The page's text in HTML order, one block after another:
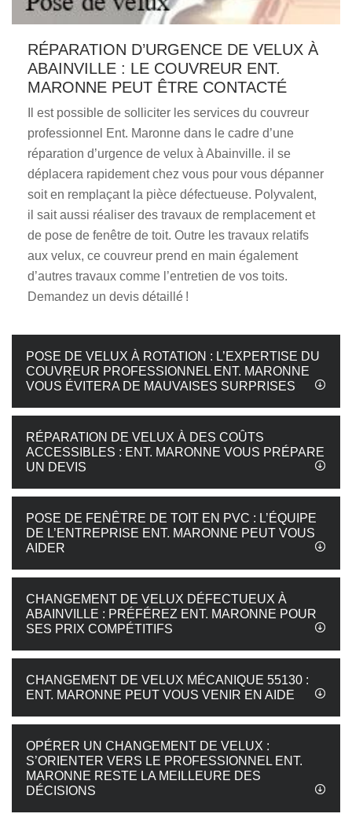
RÉPARATION D’URGENCE DE VELUX À
ABAINVILLE : LE COUVREUR ENT.
MARONNE PEUT ÊTRE CONTACTÉ
Il est possible de solliciter les services du couvreur
professionnel Ent. Maronne dans le cadre d’une
réparation d’urgence de velux à Abainville. il se
déplacera rapidement chez vous pour vous dépanner
soit en remplaçant la pièce défectueuse. Polyvalent,
il sait aussi réaliser des travaux de remplacement et
de pose de fenêtre de toit. Outre les travaux relatifs
aux velux, ce couvreur prend en main également
d’autres travaux comme l’entretien de vos toits.
Demandez un devis détaillé !
POSE DE VELUX À ROTATION : L’EXPERTISE DU
COUVREUR PROFESSIONNEL ENT. MARONNE
VOUS ÉVITERA DE MAUVAISES SURPRISES
RÉPARATION DE VELUX À DES COÛTS
ACCESSIBLES : ENT. MARONNE VOUS PRÉPARE
UN DEVIS
POSE DE FENÊTRE DE TOIT EN PVC : L’ÉQUIPE
DE L’ENTREPRISE ENT. MARONNE PEUT VOUS
AIDER
CHANGEMENT DE VELUX DÉFECTUEUX À
ABAINVILLE : PRÉFÉREZ ENT. MARONNE POUR
SES PRIX COMPÉTITIFS
CHANGEMENT DE VELUX MÉCANIQUE 55130 :
ENT. MARONNE PEUT VOUS VENIR EN AIDE
OPÉRER UN CHANGEMENT DE VELUX :
S’ORIENTER VERS LE PROFESSIONNEL ENT.
MARONNE RESTE LA MEILLEURE DES
DÉCISIONS